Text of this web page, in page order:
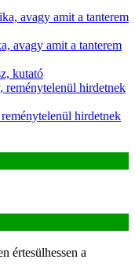
avagy amit a tanterem
avagy amit a tanterem
kutató
reménytelenül hirdetnek
hirdetnek
értesülhessen a